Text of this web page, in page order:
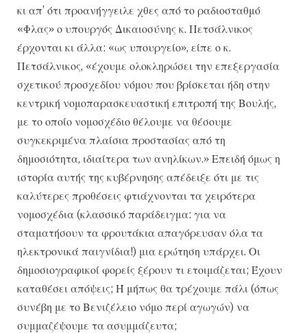
κι απ’ ότι προανήγγειλε χθες από το ραδιοσταθμό
«Φλας» ο υπουργός Δικαιοσύνης κ. Πετσάλνικος
έρχονται κι άλλα: «ως υπουργείο», είπε ο κ.
Πετσάλνικος, «έχουμε ολοκληρώσει την επεξεργασία
σχετικού προσχεδίου νόμου που βρίσκεται ήδη στην
κεντρική νομοπαρασκευαστική επιτροπή της Βουλής,
με το οποίο νομοσχέδιο θέλουμε να θέσουμε
συγκεκριμένα πλαίσια προστασίας από τη
δημοσιότητα, ιδιαίτερα των ανηλίκων.» Επειδή όμως η
ιστορία αυτής της κυβέρνησης απέδειξε ότι με τις
καλύτερες προθέσεις φτιάχνονται τα χειρότερα
νομοσχέδια (κλασσικό παράδειγμα: για να
σταματήσουν τα φρουτάκια απαγόρευσαν όλα τα
ηλεκτρονικά παιγνίδια!) μια ερώτηση υπάρχει. Οι
δημοσιογραφικοί φορείς ξέρουν τι ετοιμάζεται; Έχουν
καταθέσει απόψεις; Ή μήπως θα τρέχουμε πάλι (όπως
συνέβη με το Βενιζέλειο νόμο περί αγωγών) να
συμμαζέψουμε τα ασυμμάζευτα;